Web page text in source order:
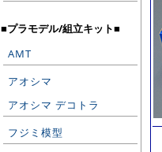
■プラモデル/組立キット■
AMT
アオシマ
アオシマ デコトラ
フジミ模型